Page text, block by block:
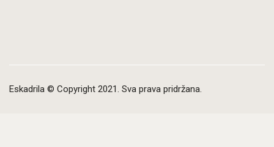
Eskadrila © Copyright 2021. Sva prava pridržana.